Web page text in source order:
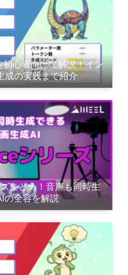
心者向けに解説！イン
成の実践まで紹介
まとめ！音声も同時生
の全容を解説